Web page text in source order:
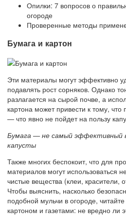
Опилки: 7 вопросов о
огороде
Проверенные методы
Бумага и картон
Эти материалы могут эффективно
подавлять рост сорняков. Однако
разлагается на сырой почве, а
картона может привести к тому,
— что явно не пойдет на пользу
Бумага — не самый эффективный
капусты
Также многих беспокоит, что для
материалов могут использоваться
чистые вещества (клеи, красители,
Чтобы выяснить, насколько
подобной мульчи в огороде,
картоном и газетами: не вредно ли